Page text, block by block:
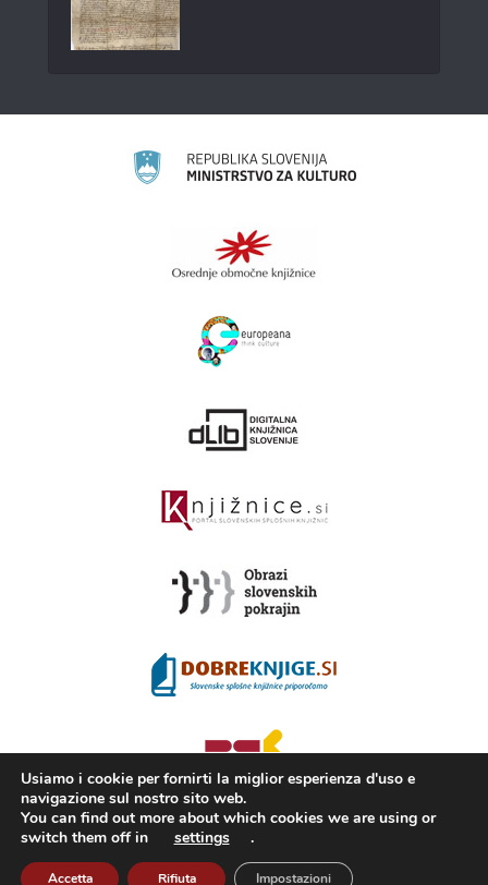
2008 - 2026 ©KAMRA, Production: TrueCAD d.o.o.
Cos’è Kamra
Condizioni di utilizzo ISSN 2350-5559
Usiamo i cookie per fornirti la miglior esperienza d'uso e
navigazione sul nostro sito web.
You can find out more about which cookies we are using or
switch them off in
settings .
Accetta Rifiuta Impostazioni